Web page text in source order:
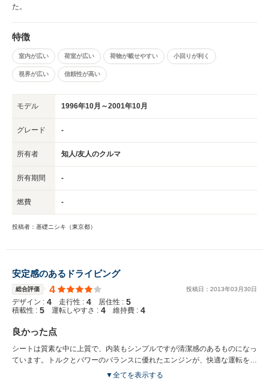
た。
特徴
室内が広い 荷室が広い 荷物が載せやすい 小回りが利く
視界が広い 信頼性が高い
モデル 1996年10月～2001年10月
グレード -
所有者 知人/友人のクルマ
所有期間 -
燃費 -
投稿者：基礎ニシキ（東京都）
安定感のあるドライビング
総合評価 4 投稿日： 2013年03 月30日
デザイン : 4 走行性 : 4 居住性 : 5
積載性 : 5 運転しやすさ : 4 維持費 : 4
良かった点
シートは質素な中に上質で、内装もシンプルですが清潔感のあるものになっ
ています。トルクとパワーのバランスに優れたエンジンが、快適な運転を支
▼全てを表示する